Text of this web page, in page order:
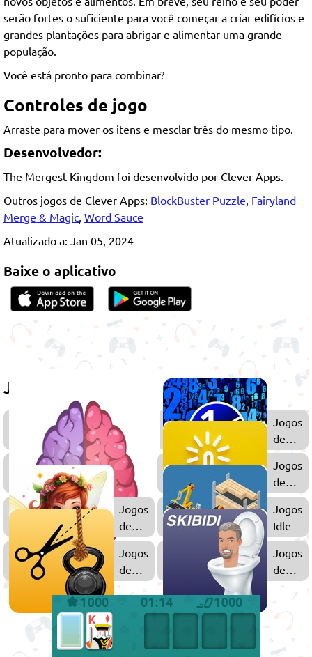
serão fortes o suficiente para você começar a criar edifícios e
grandes plantações para abrigar e alimentar uma grande
população.
Você está pronto para combinar?
Controles de jogo
Arraste para mover os itens e mesclar três do mesmo tipo.
Desenvolvedor:
The Mergest Kingdom foi desenvolvido por Clever Apps.
Outros jogos de Clever Apps: BlockBuster Puzzle Fairyland
Merge & Magic Word Sauce
Atualizado a: Jan 05, 2024
Baixe o aplicativo
Jogue também
de
2048
Jogos
de
Jogos
Quebra-
Cabeça
Jogos
de
Clicker
Jogos
de
Fadas
Jogos
Idle
Jogos
de
Física
Jogos
de
Skibidi